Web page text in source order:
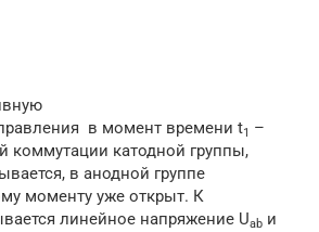
в момент времени t1 –
коммутации катодной группы,
в анодной группе
моменту уже открыт. К
линейное напряжение Uab и